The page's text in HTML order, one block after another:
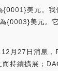
美元。
美元。
月27日消息
持續擴展；